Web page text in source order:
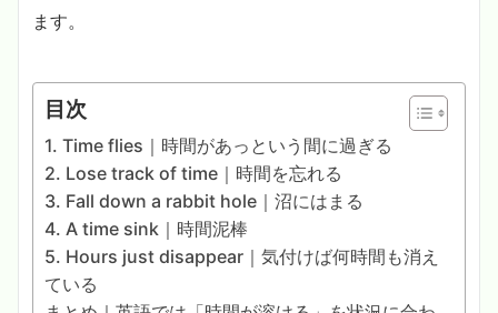
ます。
目次
1. Time flies｜時間があっという間に過ぎる
2. Lose track of time｜時間を忘れる
3. Fall down a rabbit hole｜沼にはまる
4. A time sink｜時間泥棒
5. Hours just disappear｜気付けば何時間も消え
ている